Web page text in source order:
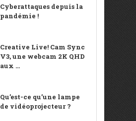
Cyberattaques depuis la
pandémie !
Creative Live! Cam Sync
V3, une webcam 2K QHD
aux ...
Qu’est-ce qu’une lampe
de vidéoprojecteur ?